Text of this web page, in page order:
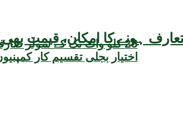
25 کلو واٹ تک کے سولر
اختیار بجلی تقسیم کار